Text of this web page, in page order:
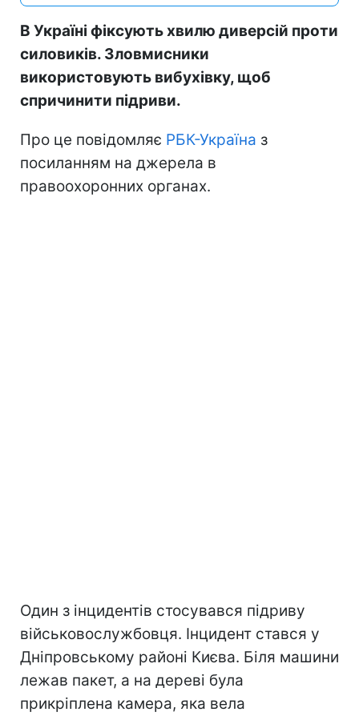
В Україні фіксують хвилю диверсій проти
силовиків. Зловмисники
використовують вибухівку, щоб
спричинити підриви.
Про це повідомляє РБК-Україна з
посиланням на джерела в
правоохоронних органах.
Один з інцидентів стосувався підриву
військовослужбовця. Інцидент стався у
Дніпровському районі Києва. Біля машини
лежав пакет, а на дереві була
прикріплена камера, яка вела